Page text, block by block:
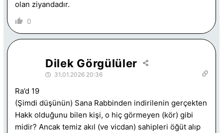
olan ziyandadır.
0
Dilek Görgülüler
31.01.2026 20:36
Ra’d 19
(Şimdi düşünün) Sana Rabbinden indirilenin gerçekten
Hakk olduğunu bilen kişi, o hiç görmeyen (kör) gibi
midir? Ancak temiz akıl (ve vicdan) sahipleri öğüt alıp